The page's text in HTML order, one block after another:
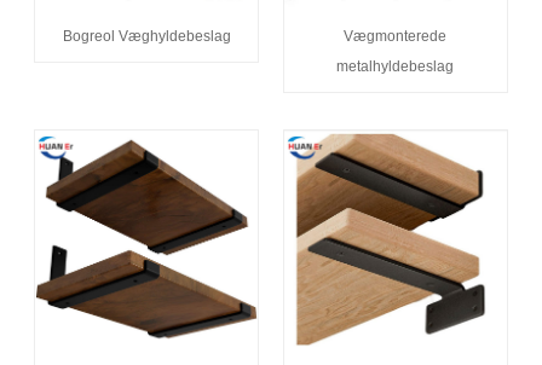
Bogreol Væghyldebeslag
Vægmonterede
metalhyldebeslag